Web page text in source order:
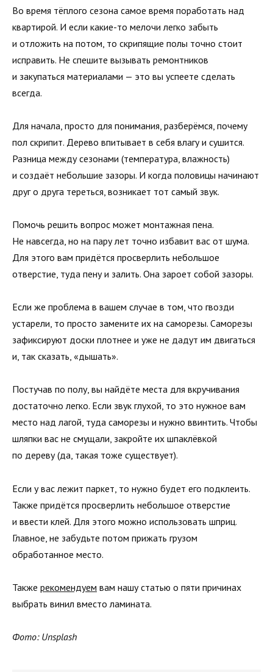
Во время тёплого сезона самое время поработать над
квартирой. И если какие-то мелочи легко забыть
и отложить на потом, то скрипящие полы точно стоит
исправить. Не спешите вызывать ремонтников
и закупаться материалами — это вы успеете сделать
всегда.
Для начала, просто для понимания, разберёмся, почему
пол скрипит. Дерево впитывает в себя влагу и сушится.
Разница между сезонами (температура, влажность)
и создаёт небольшие зазоры. И когда половицы начинают
друг о друга тереться, возникает тот самый звук.
Помочь решить вопрос может монтажная пена.
Не навсегда, но на пару лет точно избавит вас от шума.
Для этого вам придётся просверлить небольшое
отверстие, туда пену и залить. Она зароет собой зазоры.
Если же проблема в вашем случае в том, что гвозди
устарели, то просто замените их на саморезы. Саморезы
зафиксируют доски плотнее и уже не дадут им двигаться
и, так сказать, «дышать».
Постучав по полу, вы найдёте места для вкручивания
достаточно легко. Если звук глухой, то это нужное вам
место над лагой, туда саморезы и нужно ввинтить. Чтобы
шляпки вас не смущали, закройте их шпаклёвкой
по дереву (да, такая тоже существует).
Если у вас лежит паркет, то нужно будет его подклеить.
Также придётся просверлить небольшое отверстие
и ввести клей. Для этого можно использовать шприц.
Главное, не забудьте потом прижать грузом
обработанное место.
Также рекомендуем вам нашу статью о пяти причинах
выбрать винил вместо ламината.
Фото: Unsplash